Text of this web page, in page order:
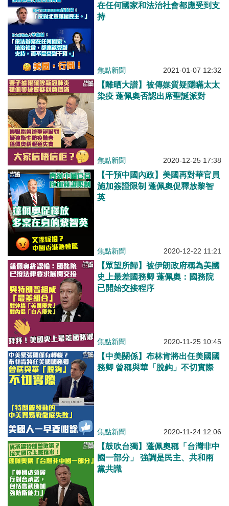
在任何國家和法治社會都應受到支
持
焦點新聞 2021-01-07 12:32
【離晒大譜】被傳媒質疑隱瞞太太
染疫 蓬佩奧否認出席聖誕派對
焦點新聞 2020-12-25 17:38
【干預中國內政】美國再對華官員
施加簽證限制 蓬佩奧促釋放黎智
英
焦點新聞 2020-12-22 11:21
【眾望所歸】被伊朗政府稱為美國
史上最差國務卿 蓬佩奧：國務院
已開始交接程序
焦點新聞 2020-11-25 10:45
【中美關係】布林肯將出任美國國
務卿 曾稱與華「脫鈎」不切實際
焦點新聞 2020-11-24 12:06
【鼓吹台獨】蓬佩奧稱「台灣非中
國一部分」 強調是民主、共和兩
黨共識